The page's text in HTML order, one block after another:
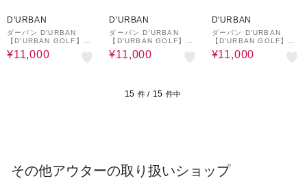
D'URBAN
ダーバン D'URBAN
【D'URBAN GOLF】リ
ップストップ ストレート
パンツ
¥11,000
D'URBAN
ダーバン D'URBAN
【D'URBAN GOLF】プ
リントハーフパンツ
¥11,000
D'URBAN
ダーバン D'URBAN
【D'URBAN GOLF】リ
ップストップハーフパン
ツ
¥11,000
15 件 / 15 件中
その他アウターの取り扱いショップ